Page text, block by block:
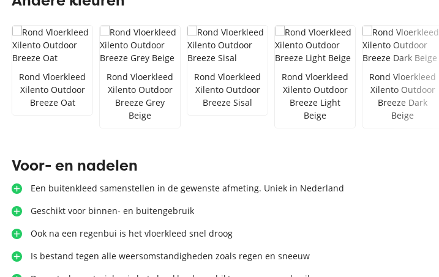
Vloerkleed zwart wit
Toon alles Soorten
Toon alles Afmetingen
Toon alles Merken
Rond Vloerkleed
Xilento Outdoor
Breeze Oat
Rond Vloerkleed
Xilento Outdoor
Breeze Grey
Beige
Rond Vloerkleed
Xilento Outdoor
Breeze Sisal
Rond Vloerkleed
Xilento Outdoor
Breeze Light
Beige
Rond Vloerkleed
Xilento Outdoor
Breeze Dark
Beige
Voor- en nadelen
Een buitenkleed samenstellen in de gewenste afmeting. Uniek in Nederland
Geschikt voor binnen- en buitengebruik
Ook na een regenbui is het vloerkleed snel droog
Is bestand tegen alle weersomstandigheden zoals regen en sneeuw